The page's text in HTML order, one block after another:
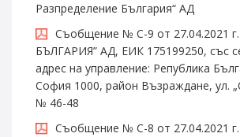
Разпределение България“ АД
Съобщение № С-9 от 27.04.2021
БЪЛГАРИЯ” АД, ЕИК 175199250, със
адрес на управление: Република
София 1000, район Възраждане, ул.
№ 46-48
Съобщение № С-8 от 27.04.2021